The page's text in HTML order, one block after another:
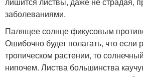
заболеваниями.
Палящее солнце фикусовым
Ошибочно будет полагать, что если
тропическом растении, то
нипочем. Листва большинства